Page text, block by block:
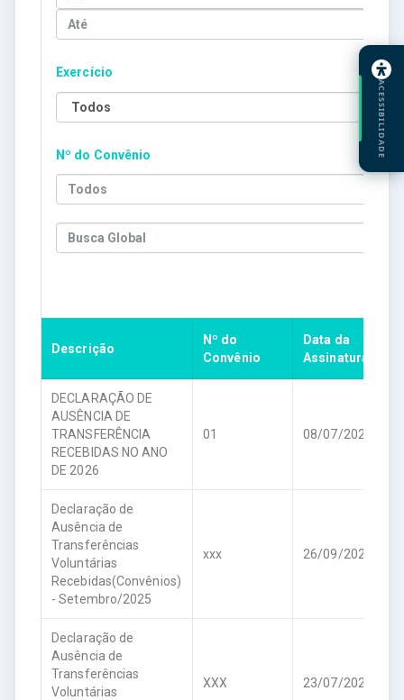
Exercício
Todos
Nº do Convênio
Todos
Search
Descrição
Nº do
Convênio
Data da
Assinatura
DECLARAÇÃO DE
AUSÊNCIA DE
TRANSFERÊNCIA
RECEBIDAS NO ANO
DE 2026
01 08/07/2026
Declaração de
Ausência de
Transferências
Voluntárias
Recebidas(Convênios)
- Setembro/2025
xxx 26/09/2025
Declaração de
Ausência de
Transferências
Voluntárias
XXX 23/07/2025
ACESSIBILIDADE